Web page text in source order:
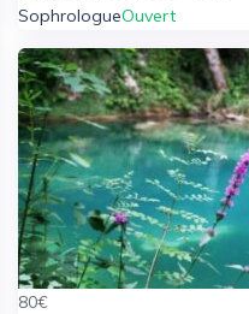
SophrologueOuvert
80€